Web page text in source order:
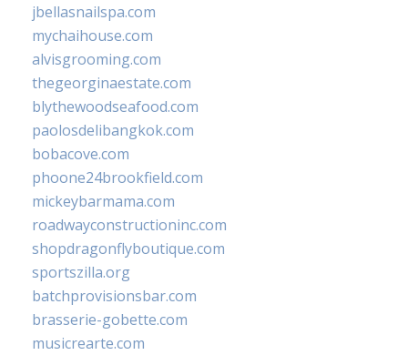
jbellasnailspa.com
mychaihouse.com
alvisgrooming.com
thegeorginaestate.com
blythewoodseafood.com
paolosdelibangkok.com
bobacove.com
phoone24brookfield.com
mickeybarmama.com
roadwayconstructioninc.com
shopdragonflyboutique.com
sportszilla.org
batchprovisionsbar.com
brasserie-gobette.com
musicrearte.com